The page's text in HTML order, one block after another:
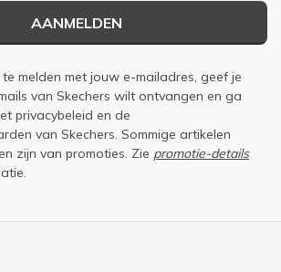
AANMELDEN
melden met jouw e-mailadres, geef je
van Skechers wilt ontvangen en ga
privacybeleid en de
van Skechers. Sommige artikelen
zijn van promoties. Zie promotie-details